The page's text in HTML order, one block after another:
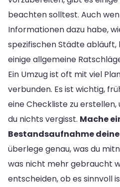
beachten solltest. Auch
Informationen dazu habe,
spezifischen Städte
einige allgemeine
Ein Umzug ist oft mit viel
verbunden. Es ist wichtig,
eine Checkliste zu erstellen,
du nichts vergisst. Mache
Bestandsaufnahme
überlege genau, was du
was nicht mehr gebraucht
entscheiden, ob es sinnvoll